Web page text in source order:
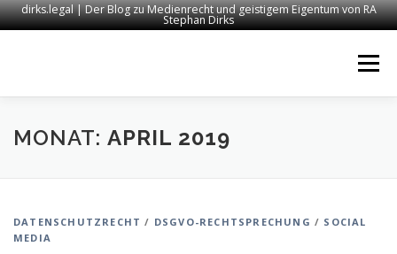
dirks.legal | Der Blog zu Medienrecht und geistigem Eigentum von RA
Stephan Dirks
Menü
START KONTAKT RECHTSANWALT DIRKS
MONAT: APRIL 2019
DATENSCHUTZRECHT / DSGVO-RECHTSPRECHUNG / SOCIAL
MEDIA